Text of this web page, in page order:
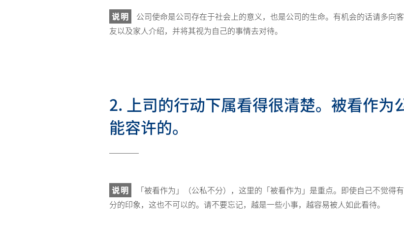
说明
公司使命是公司存在于社会上的意义，也是公司的生命。有机会的话请多向
友以及家人介绍，并将其视为自己的事情去对待。
2. 上司的行动下属看得很清楚。被看作为
能容许的。
说明
「被看作为」（公私不分），这里的「被看作为」是重点。即使自己不觉得
分的印象，这也不可以的。请不要忘记，越是一些小事，越容易被人如此看待。